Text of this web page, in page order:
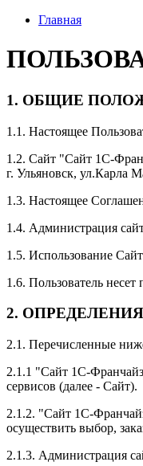
Главная
1. ОБЩИЕ
1.1. Настоящее
1.2. Сайт "Сайт 1С-
г. Ульяновск, ул.Карла
1.3. Настоящее
1.4. Администрация
1.5. Использование
1.6. Пользователь
2.
2.1. Перечисленные
2.1.1 "Сайт 1С-
сервисов (далее - Сайт).
2.1.2. "Сайт 1С-
осуществить выбор,
2.1.3. Администрация